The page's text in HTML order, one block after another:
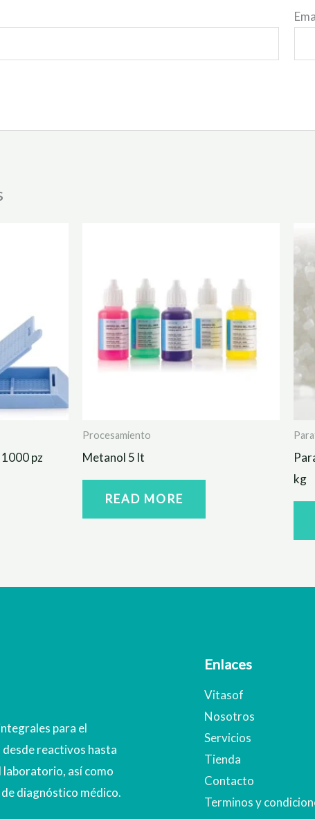
pz
Procesamiento
Metanol 5 lt
READ MORE
kg
para el
reactivos hasta
laboratorio, así como
diagnóstico médico.
Enlaces
Vitasof
Nosotros
Servicios
Tienda
Contacto
Terminos y